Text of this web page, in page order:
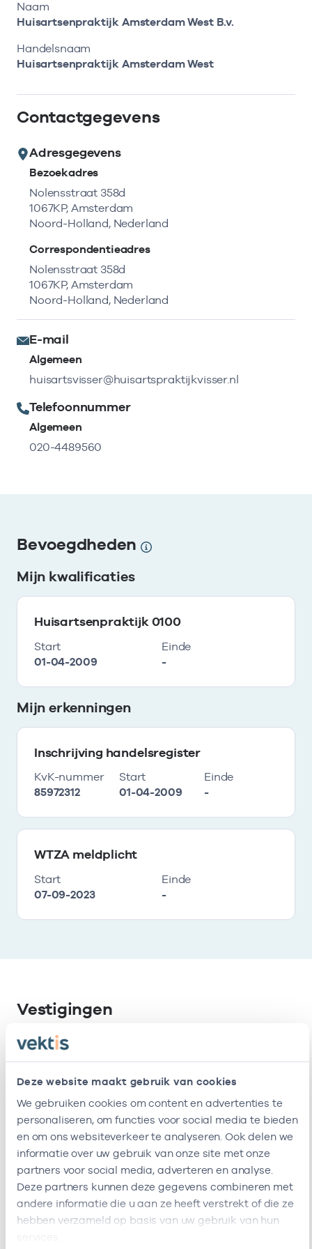
Deze website maakt gebruik van cookies
We gebruiken cookies om content en advertenties te
personaliseren, om functies voor social media te bieden
en om ons websiteverkeer te analyseren. Ook delen we
informatie over uw gebruik van onze site met onze
partners voor social media, adverteren en analyse.
Deze partners kunnen deze gegevens combineren met
andere informatie die u aan ze heeft verstrekt of die ze
hebben verzameld op basis van uw gebruik van hun
Zoeken in AGB-register
zorgaanbieder of onderneming.
Kortdurende zorg
Langdurige zorg
Gemeentezorgspiegel
Op zoek naar een rapport?
Bekijk de openbare rapporten per thema of
log in voor de besloten rapporten op
Zorgprisma.nl.
Naar openbare rapporten
Retourcodezoeker
Bekijk het aanbod
Naar hulp
Naam
Huisartsenpraktijk Amsterdam West B.v.
Handelsnaam
Huisartsenpraktijk Amsterdam West
Contactgegevens
Adresgegevens
Bezoekadres
Nolensstraat 358d
1067KP, Amsterdam
Noord-Holland, Nederland
Correspondentieadres
Nolensstraat 358d
1067KP, Amsterdam
Noord-Holland, Nederland
E-mail
Algemeen
huisartsvisser@huisartspraktijkvisser.nl
Telefoonnummer
Algemeen
020-4489560
Bevoegdheden
Mijn kwalificaties
Huisartsenpraktijk 0100
Start
01-04-2009
Einde
-
Mijn erkenningen
Inschrijving handelsregister
KvK-nummer
85972312
Start
01-04-2009
Einde
-
WTZA meldplicht
Start
07-09-2023
Einde
-
Vestigingen
Deze onderneming heeft de volgende
vestigingen
Deze onderneming heeft de volgende vestigingen
Naam Adres AGB-code
Huisartsenpraktijk
Amsterdam West
Nolensstraat
358d
Amsterdam
-